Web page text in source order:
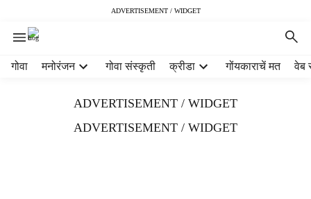
ADVERTISEMENT / WIDGET
गोवा मनोरंजन गोवा संस्कृती क्रीडा गोंयकाराचें मत वेब
ADVERTISEMENT / WIDGET
ADVERTISEMENT / WIDGET